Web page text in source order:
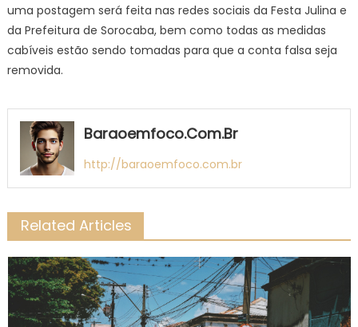
uma postagem será feita nas redes sociais da Festa Julina e
da Prefeitura de Sorocaba, bem como todas as medidas
cabíveis estão sendo tomadas para que a conta falsa seja
removida.
Baraoemfoco.com.br
http://baraoemfoco.com.br
Related Articles